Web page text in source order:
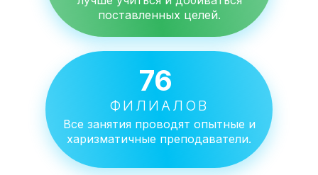
поставленных целей.
Все занятия проводят опытные и
харизматичные преподаватели.
76
ФИЛИАЛОВ